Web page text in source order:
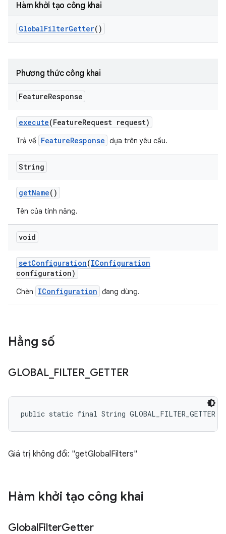
Hàm khởi tạo công khai
GlobalFilterGetter()
Phương thức công khai
FeatureResponse
execute(FeatureRequest request)
Trả về FeatureResponse dựa trên yêu cầu.
String
getName()
Tên của tính năng.
void
setConfiguration(IConfiguration
configuration)
Chèn IConfiguration đang dùng.
Hằng số
GLOBAL_ FILTER_ GETTER
public static final String GLOBAL_FILTER_GETTER
Giá trị không đổi: "getGlobalFilters"
Hàm khởi tạo công khai
GlobalFilterGetter